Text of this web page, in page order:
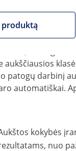
variklio dalims.
išvalyti
150 l and is
todėl
patogų darbinį
automatiškai.
kokybės
nuo